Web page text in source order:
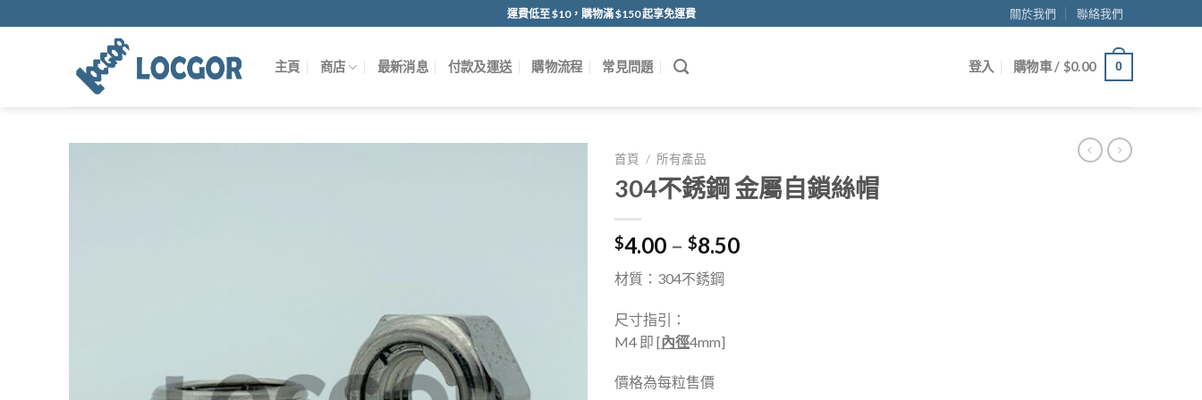
to
運費低至 $10，購物滿 $150 起享免運費 關於我們 聯絡我們
主頁 商店 最新消息 付款及運送 購物流程 常見問題 登入 購物車 / $0.00 0
首頁 / 所有產品
304不銹鋼 金屬自鎖絲帽
$4.00 – $8.50
材質：304不銹鋼
尺寸指引：
M4 即 [內徑4mm]
價格為每粒售價